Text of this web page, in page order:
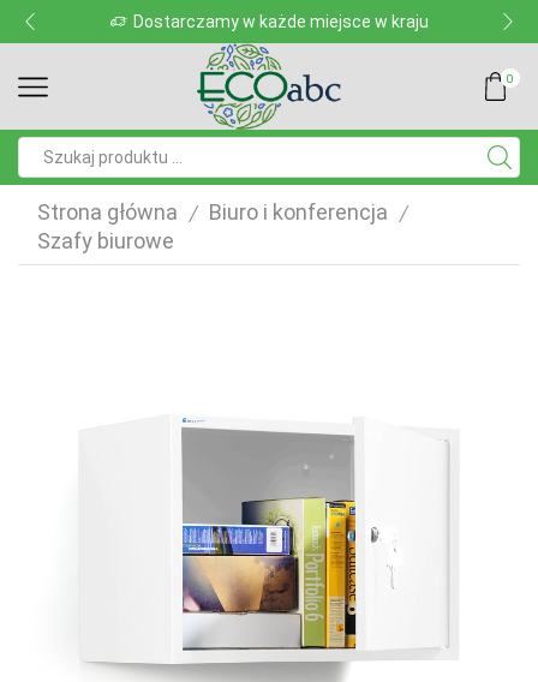
Dostarczamy w każde miejsce w kraju
0
Strona główna / Biuro i konferencja /
Szafy biurowe